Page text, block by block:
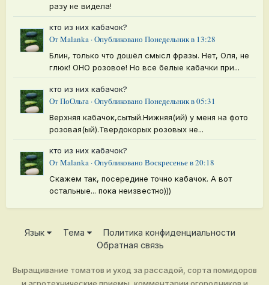
разу не видела!
кто из них кабачок?
ОтMalanka ·Опубликовано Понедельник в 13:28
Блин, только что дошёл смысл фразы. Нет, Оля, не
глюк! ОНО розовое! Но все белые кабачки при...
кто из них кабачок?
ОтПоОльга ·Опубликовано Понедельник в 05:31
Верхняя кабачок,сытый.Нижняя(ий) у меня на фото
розовая(ый).Твердокорых розовых не...
кто из них кабачок?
ОтMalanka ·Опубликовано Воскресенье в 20:18
Скажем так, посередине точно кабачок. А вот
остальные... пока неизвестно)))
Язык Тема
Политика конфиденциальности
Обратная связь
Выращивание томатов и уход за рассадой, сорта помидоров